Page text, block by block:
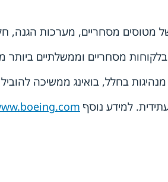
מטוסים מסחריים, מערכות הגנה,
מסחריים וממשלתיים ביותר מ -
בחלל, בואינג ממשיכה
למידע נוסף